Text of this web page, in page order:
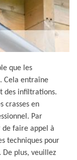
que les
Cela entraîne
des infiltrations.
crasses en
Par
de faire appel à
techniques pour
plus, veuillez